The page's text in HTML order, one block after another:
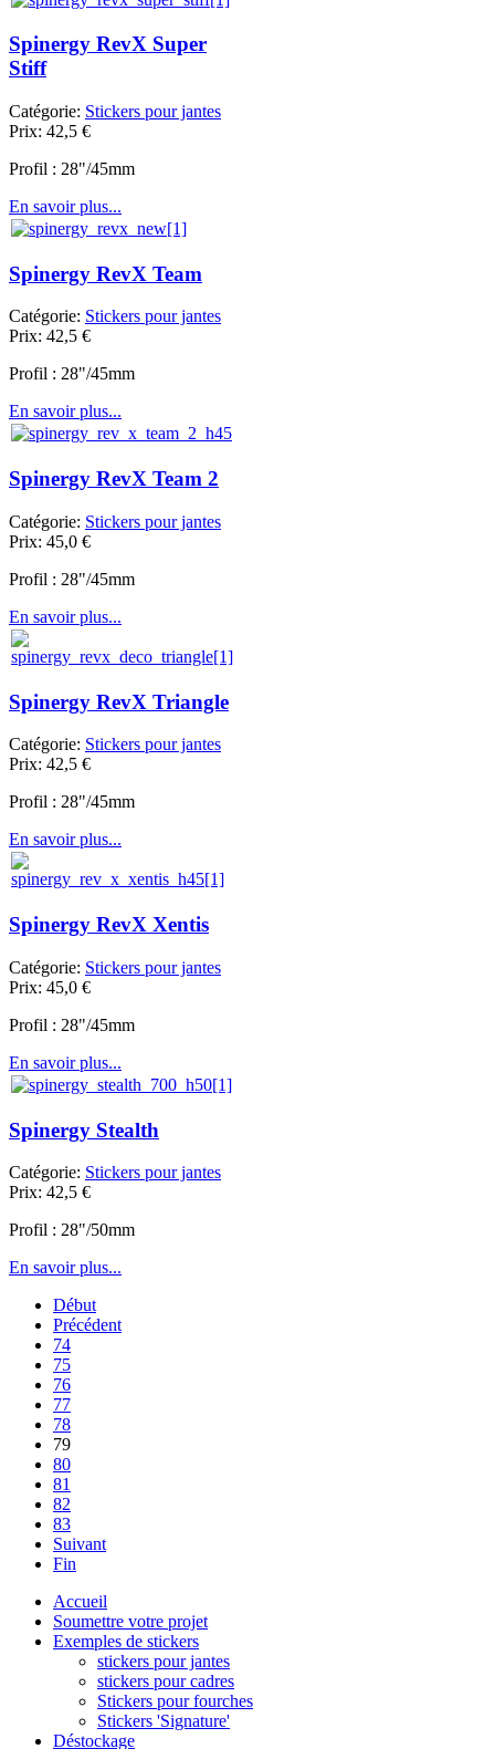
Spinergy RevX Super
Stiff
Catégorie: Stickers pour jantes
Prix: 42,5 €
Profil : 28"/45mm
En savoir plus...
Spinergy RevX Team
Catégorie: Stickers pour jantes
Prix: 42,5 €
Profil : 28"/45mm
En savoir plus...
Spinergy RevX Team 2
Catégorie: Stickers pour jantes
Prix: 45,0 €
Profil : 28"/45mm
En savoir plus...
Spinergy RevX Triangle
Catégorie: Stickers pour jantes
Prix: 42,5 €
Profil : 28"/45mm
En savoir plus...
Spinergy RevX Xentis
Catégorie: Stickers pour jantes
Prix: 45,0 €
Profil : 28"/45mm
En savoir plus...
Spinergy Stealth
Catégorie: Stickers pour jantes
Prix: 42,5 €
Profil : 28"/50mm
En savoir plus...
Début
Précédent
74
75
76
77
78
79
80
81
82
83
Suivant
Fin
Accueil
Soumettre votre projet
Exemples de stickers
stickers pour jantes
stickers pour cadres
Stickers pour fourches
Stickers 'Signature'
Déstockage